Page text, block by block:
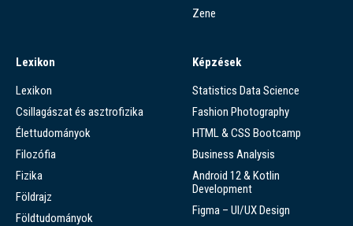
Zene
Lexikon
Lexikon
Csillagászat és asztrofizika
Élettudományok
Filozófia
Fizika
Földrajz
Földtudományok
Képzések
Statistics Data Science
Fashion Photography
HTML & CSS Bootcamp
Business Analysis
Android 12 & Kotlin
Development
Figma – UI/UX Design